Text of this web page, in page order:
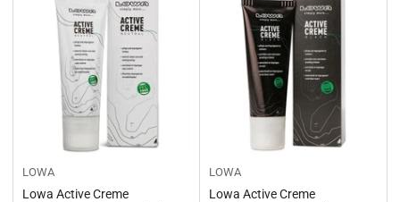
LOWA
Lowa Active Creme
LOWA
Lowa Active Creme